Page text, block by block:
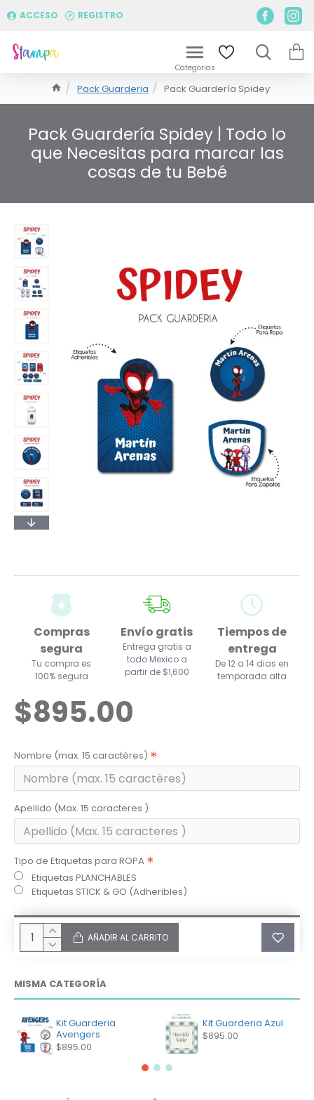
ACCESO REGISTRO
Pack Guarderia Pack Guardería Spidey
Pack Guardería Spidey | Todo lo
que Necesitas para marcar las
cosas de tu Bebé
Compras
segura
Tu compra es
100% segura
Envío gratis
Entrega gratis a
todo Mexico a
partir de $1,600
Tiempos de
entrega
De 12 a 14 dias en
temporada alta
$895.00
Nombre (max. 15 caractères)
Apellido (Max. 15 caracteres )
Tipo de Etiquetas para ROPA
Etiquetas PLANCHABLES
Etiquetas STICK & GO (Adheribles)
AÑADIR AL CARRITO
MISMA CATEGORÍA
Kit Guarderia
Avengers
$895.00
Kit Guarderia Azul
$895.00